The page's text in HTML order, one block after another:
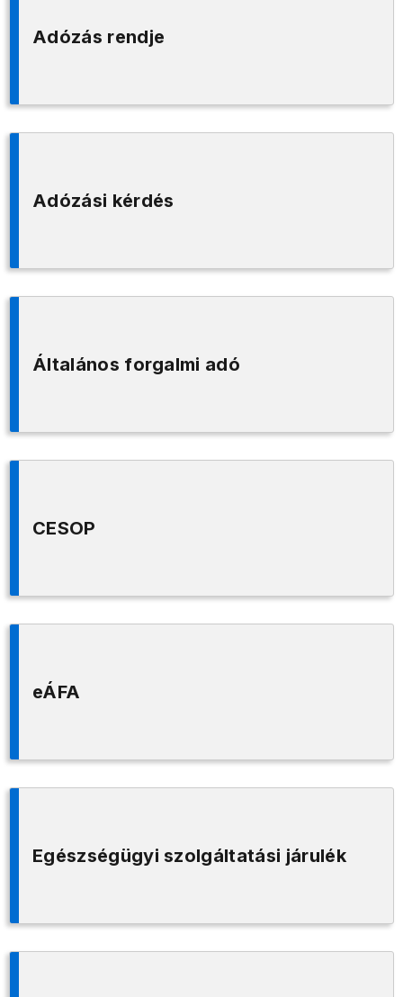
Adózás rendje
Adózási kérdés
Általános forgalmi adó
CESOP
eÁFA
Egészségügyi szolgáltatási járulék